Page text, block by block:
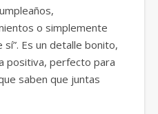
o simplemente
Es un detalle bonito,
positiva, perfecto para
saben que juntas